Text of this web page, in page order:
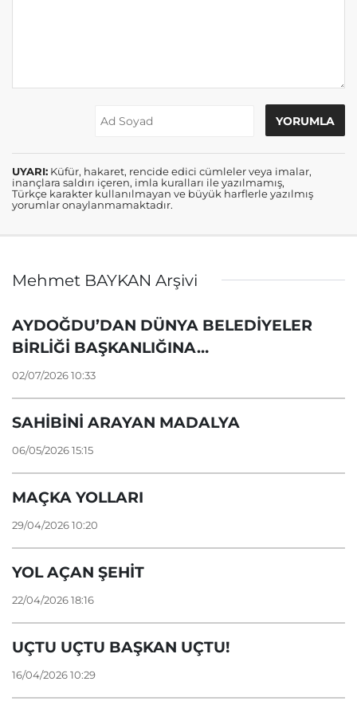
UYARI: Küfür, hakaret, rencide edici cümleler veya imalar,
inançlara saldırı içeren, imla kuralları ile yazılmamış,
Türkçe karakter kullanılmayan ve büyük harflerle yazılmış
yorumlar onaylanmamaktadır.
Mehmet BAYKAN Arşivi
AYDOĞDU’DAN DÜNYA BELEDİYELER
BİRLİĞİ BAŞKANLIĞINA…
02/07/2026 10:33
SAHİBİNİ ARAYAN MADALYA
06/05/2026 15:15
MAÇKA YOLLARI
29/04/2026 10:20
YOL AÇAN ŞEHİT
22/04/2026 18:16
UÇTU UÇTU BAŞKAN UÇTU!
16/04/2026 10:29